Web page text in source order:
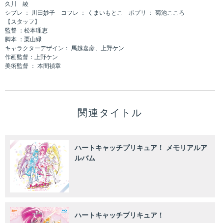
久川 綾
シプレ ： 川田妙子 コフレ ： くまいもとこ ポプリ ： 菊池こころ
【スタッフ】
監督 ：松本理恵
脚本 ：栗山緑
キャラクターデザイン： 馬越嘉彦、上野ケン
作画監督：上野ケン
美術監督 ： 本間禎章
関連タイトル
ハートキャッチプリキュア！ メモリアルア
ルバム
ハートキャッチプリキュア！